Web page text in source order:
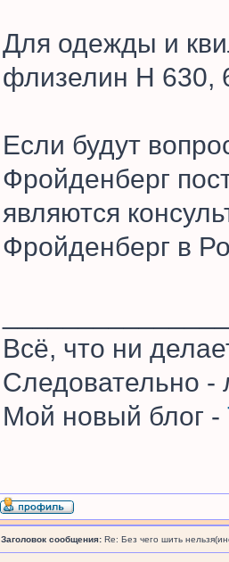
Для одежды и
флизелин Н 630,
Если будут
Фройденберг
являются
Фройденберг в
Всё, что ни
Следовательно -
Мой новый блог -
Заголовок сообщения: Re: Без чего шить